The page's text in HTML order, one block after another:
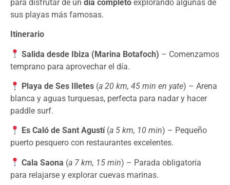
para disfrutar de un día completo explorando algunas de
sus playas más famosas.
Itinerario
Salida desde Ibiza (Marina Botafoch) – Comenzamos
temprano para aprovechar el día.
Playa de Ses Illetes (a 20 km, 45 min en yate) – Arena
blanca y aguas turquesas, perfecta para nadar y hacer
paddle surf.
Es Caló de Sant Agustí(a 5 km, 10 min) – Pequeño
puerto pesquero con restaurantes excelentes.
Cala Saona (a 7 km, 15 min) – Parada obligatoria
para relajarse y explorar cuevas marinas.